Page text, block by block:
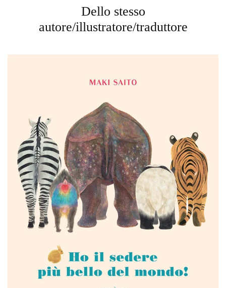
Dello stesso
autore/illustratore/traduttore